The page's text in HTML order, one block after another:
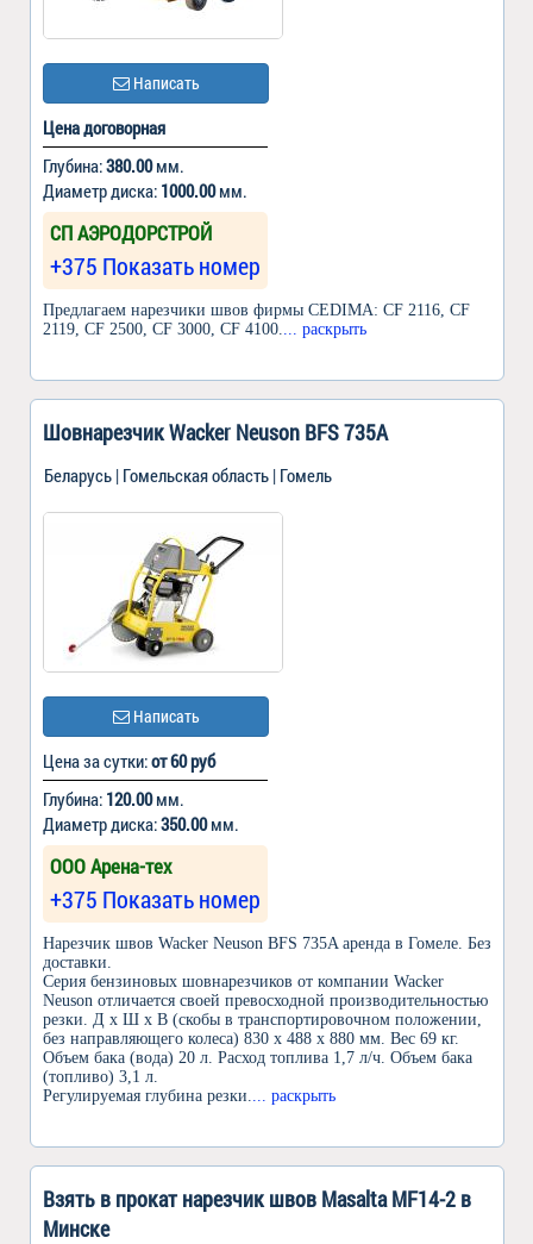
Написать
Цена договорная
Глубина:380.00мм.
Диаметр диска: 1000.00мм.
СП АЭРОДОРСТРОЙ
+375 Показать номер
Предлагаем нарезчики швов фирмы CEDIMA: СF 2116, CF
2119, CF 2500, CF 3000, CF 4100.
... раскрыть
Шовнарезчик Wacker Neuson BFS 735A
Беларусь | Гомельская область | Гомель
Написать
Цена за сутки:от 60 руб
Глубина: 120.00мм.
Диаметр диска:350.00мм.
ООО Арена-тех
+375 Показать номер
Нарезчик швов Wacker Neuson BFS 735A аренда в Гомеле. Без
доставки.
Серия бензиновых шовнарезчиков от компании Wacker
Neuson отличается своей превосходной производительностью
резки. Д x Ш x В (скобы в транспортировочном положении,
без направляющего колеса) 830 x 488 x 880 мм. Вес 69 кг.
Объем бака (вода) 20 л. Расход топлива 1,7 л/ч. Объем бака
(топливо) 3,1 л.
Регулируемая глубина резки.
... раскрыть
Взять в прокат нарезчик швов Masalta MF14-2 в
Минске